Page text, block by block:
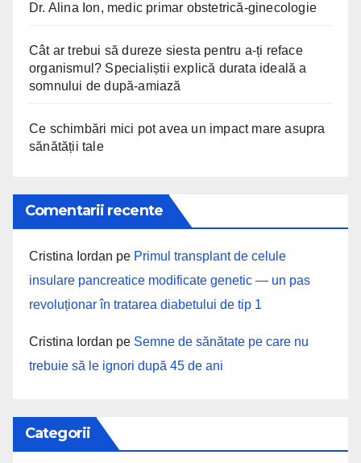
Dr. Alina Ion, medic primar obstetrică-ginecologie
Cât ar trebui să dureze siesta pentru a-ți reface
organismul? Specialiștii explică durata ideală a
somnului de după-amiază
Ce schimbări mici pot avea un impact mare asupra
sănătății tale
Comentarii recente
Cristina Iordan pe Primul transplant de celule
insulare pancreatice modificate genetic — un pas
revoluționar în tratarea diabetului de tip 1
Cristina Iordan pe Semne de sănătate pe care nu
trebuie să le ignori după 45 de ani
Categorii